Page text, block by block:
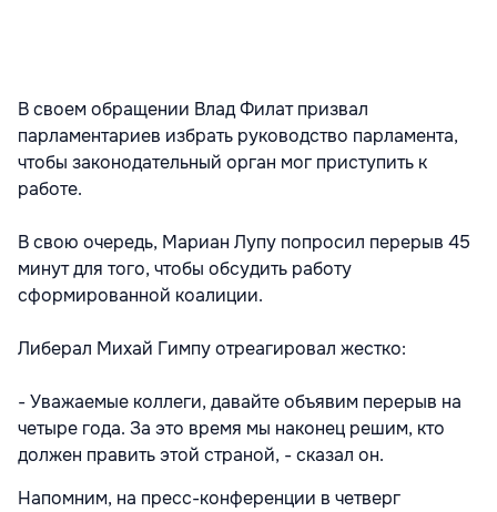
В своем обращении Влад Филат призвал
парламентариев избрать руководство парламента,
чтобы законодательный орган мог приступить к
работе.
В свою очередь, Мариан Лупу попросил перерыв 45
минут для того, чтобы обсудить работу
сформированной коалиции.
Либерал Михай Гимпу отреагировал жестко:
- Уважаемые коллеги, давайте объявим перерыв на
четыре года. За это время мы наконец решим, кто
должен править этой страной, - сказал он.
Напомним, на пресс-конференции в четверг